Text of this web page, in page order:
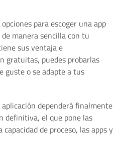
para escoger una app
manera sencilla con tu
sus ventaja e
gratuitas, puedes probarlas
guste o se adapte a tus
dependerá finalmente
definitiva, el que pone las
de proceso, las apps y